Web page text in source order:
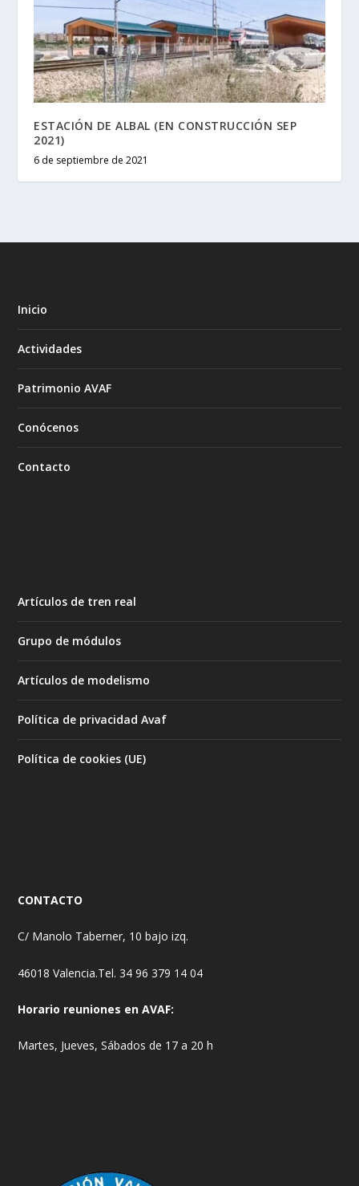
ESTACIÓN DE ALBAL (EN CONSTRUCCIÓN SEP
2021)
6 de septiembre de 2021
Inicio
Actividades
Patrimonio AVAF
Conócenos
Contacto
Artículos de tren real
Grupo de módulos
Artículos de modelismo
Política de privacidad Avaf
Política de cookies (UE)
CONTACTO
C/ Manolo Taberner, 10 bajo izq.
46018 Valencia.Tel. 34 96 379 14 04
Horario reuniones en AVAF:
Martes, Jueves, Sábados de 17 a 20 h